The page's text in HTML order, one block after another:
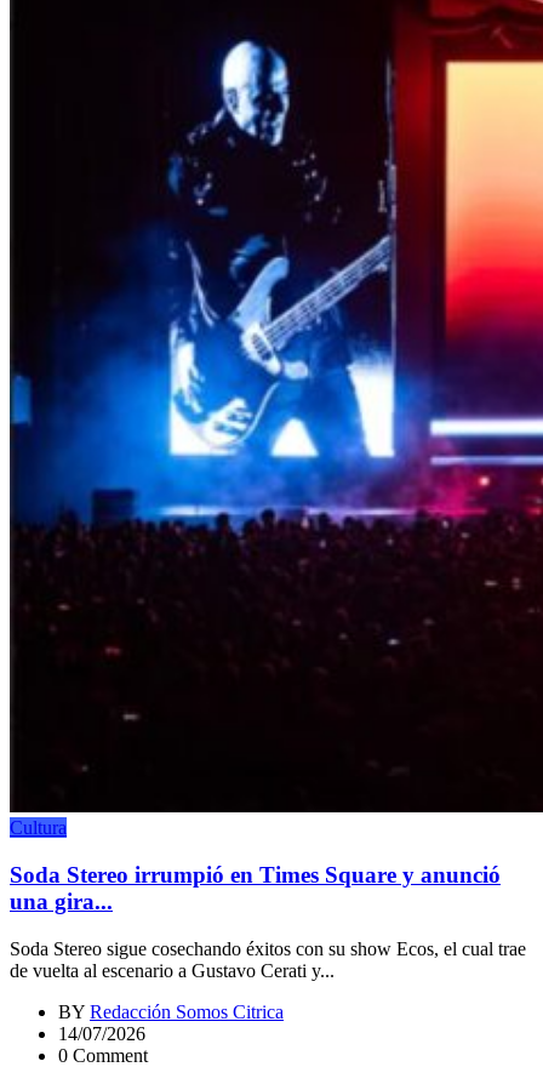
Cultura
Soda Stereo irrumpió en Times Square y anunció
una gira...
Soda Stereo sigue cosechando éxitos con su show Ecos, el cual trae
de vuelta al escenario a Gustavo Cerati y...
BY Redacción Somos Citrica
14/07/2026
0 Comment